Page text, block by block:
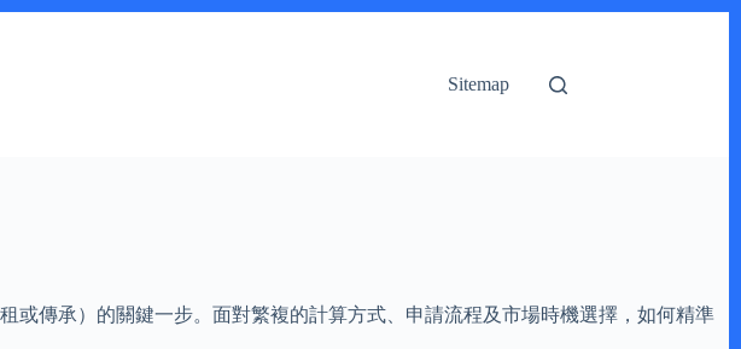
Sitemap
傳承）的關鍵一步。面對繁複的計算方式、申請流程及市場時機選擇，如何精準